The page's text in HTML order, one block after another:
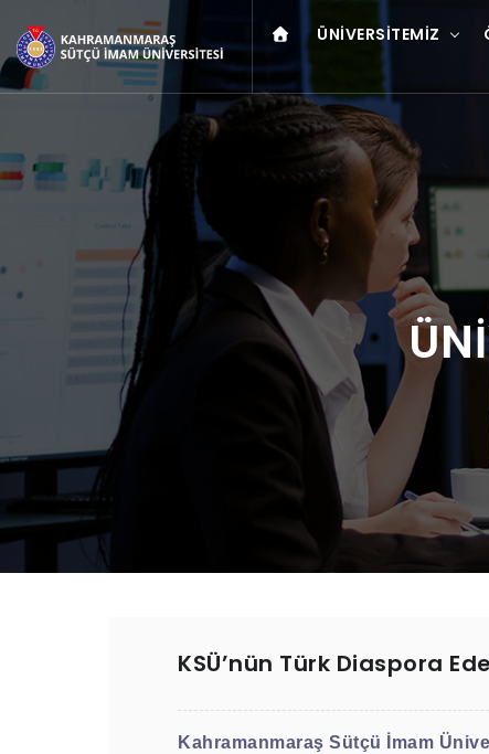
ÜNIVERSITEMIZ
KSÜ’nün Türk Diaspora
Kahramanmaraş Sütçü İmam